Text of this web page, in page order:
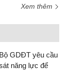
Xem thêm
GDĐT yêu cầu
năng lực để